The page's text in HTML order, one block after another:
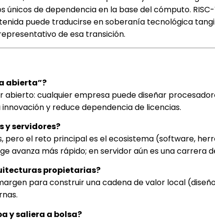
de dependencia en la base del cómputo.
puede traducirse en soberanía tecnológica
de esa transición.
abierta”?
abierto: cualquier empresa puede diseñar
y reduce dependencia de licencias.
y servidores?
el reto principal es el ecosistema (software,
avanza más rápido; en servidor aún es una carrera
propietarias?
para construir una cadena de valor local
y saliera a bolsa?